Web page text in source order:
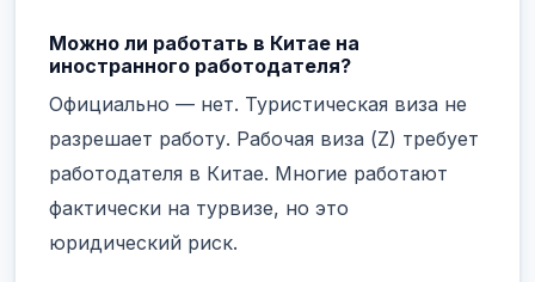
Можно ли работать в Китае на
иностранного работодателя?
Официально — нет. Туристическая виза не
разрешает работу. Рабочая виза (Z) требует
работодателя в Китае. Многие работают
фактически на турвизе, но это
юридический риск.